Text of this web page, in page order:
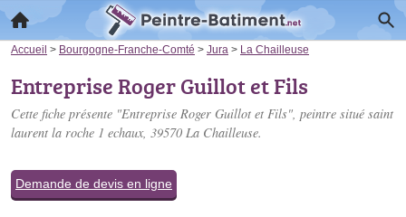
Accueil > Bourgogne-Franche-Comté > Jura > La Chailleuse
Entreprise Roger Guillot et Fils
Cette fiche présente "Entreprise Roger Guillot et Fils", peintre situé saint
laurent la roche 1 echaux, 39570 La Chailleuse.
Demande de devis en ligne